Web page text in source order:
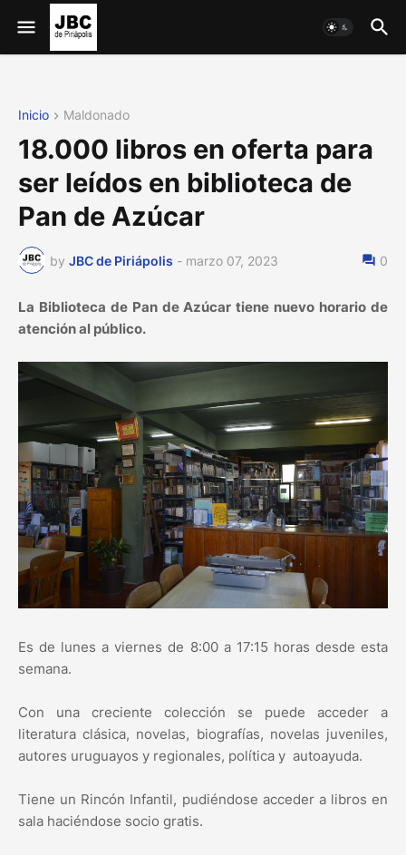
Inicio Maldonado
18.000 libros en oferta para
ser leídos en biblioteca de
Pan de Azúcar
by JBC de Piriápolis - marzo 07, 2023 0
La Biblioteca de Pan de Azúcar tiene nuevo horario de
atención al público.
Es de lunes a viernes de 8:00 a 17:15 horas desde esta
semana.
Con una creciente colección se puede acceder a
literatura clásica, novelas, biografías, novelas juveniles,
autores uruguayos y regionales, política y autoayuda.
Tiene un Rincón Infantil, pudiéndose acceder a libros en
sala haciéndose socio gratis.